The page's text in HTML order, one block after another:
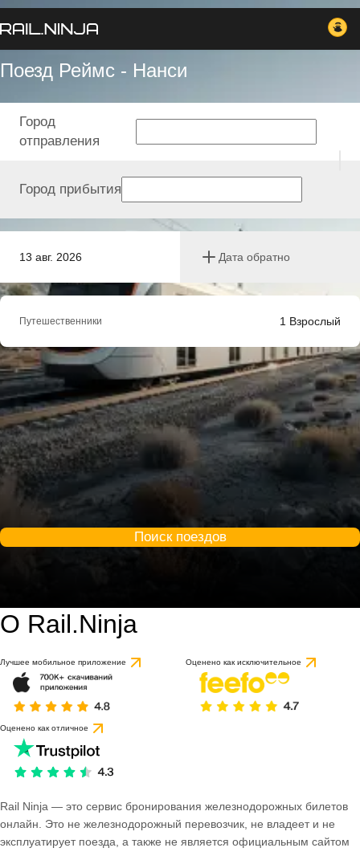
Поезд Реймс - Нанси
13 авг. 2026 Дата обратно
Город
отправления
Город прибытия
Путешественники 1 Взрослый
Поиск поездов
О Rail.Ninja
Лучшее мобильное приложение Оценено как исключительное
Оценено как отличное
Rail Ninja — это сервис бронирования железнодорожных билетов
онлайн. Это не железнодорожный перевозчик, не владеет и не
эксплуатирует поезда, а также не является официальным сайтом